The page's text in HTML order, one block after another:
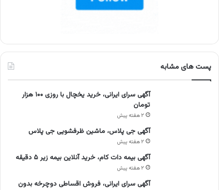
پست های مشابه
آگهی سرای ایرانی، خرید یخچال با روزی ۱۰۰ هزار
تومان
۲ هفته پیش
آگهی جی پلاس، ماشین ظرفشویی جی پلاس
۲ هفته پیش
آگهی بیمه دات کام، خرید آنلاین بیمه زیر ۵ دقیقه
۲ هفته پیش
آگهی سرای ایرانی، فروش اقساطی دوچرخه بدون